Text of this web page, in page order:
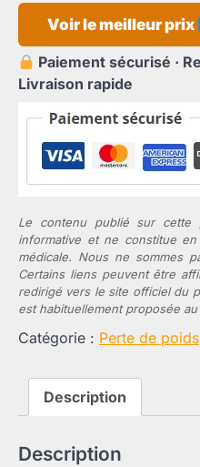
Voir le meilleur prix
Paiement sécurisé ·
Livraison rapide
Le contenu publié sur cette
informative et ne constitue
médicale. Nous ne sommes
Certains liens peuvent être
redirigé vers le site officiel du
est habituellement proposée
Catégorie : Perte de poids
Description
Description